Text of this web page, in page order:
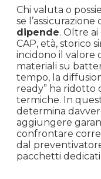
Chi valuta o
se
dipende. Oltre ai
CAP, età, storico
incidono il valore
materiali su
tempo, la
ready” ha ridotto
termiche. In
determina
aggiungere
confrontare
dal
pacchetti dedicati.